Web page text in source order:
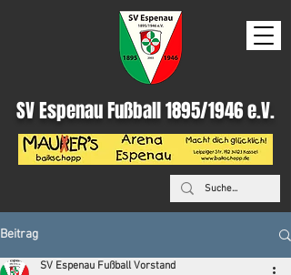
SV Espenau Fußball 1895/1946 e.V.
Beitrag
SV Espenau Fußball Vorstand